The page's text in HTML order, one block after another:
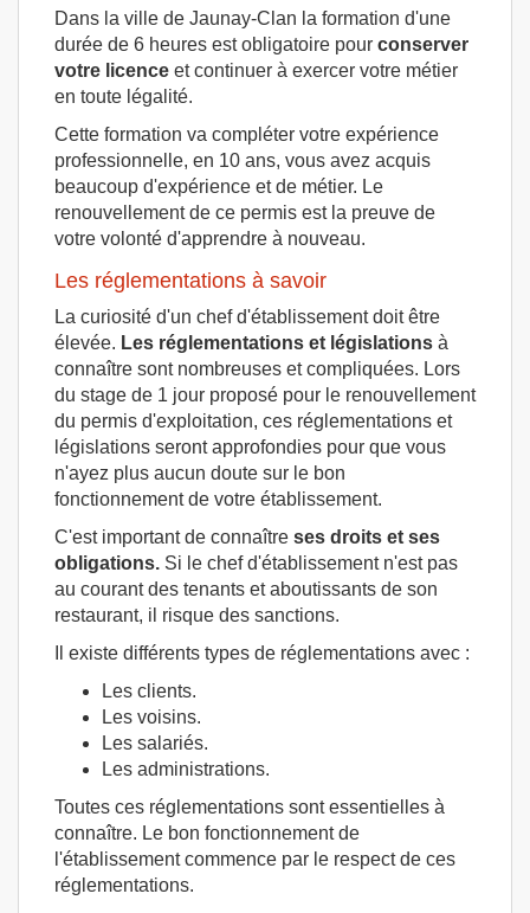
Dans la ville de Jaunay-Clan la formation d'une
durée de 6 heures est obligatoire pour conserver
votre licence et continuer à exercer votre métier
en toute légalité.
Cette formation va compléter votre expérience
professionnelle, en 10 ans, vous avez acquis
beaucoup d'expérience et de métier. Le
renouvellement de ce permis est la preuve de
votre volonté d'apprendre à nouveau.
Les réglementations à savoir
La curiosité d'un chef d'établissement doit être
élevée. Les réglementations et législations à
connaître sont nombreuses et compliquées. Lors
du stage de 1 jour proposé pour le renouvellement
du permis d'exploitation, ces réglementations et
législations seront approfondies pour que vous
n'ayez plus aucun doute sur le bon
fonctionnement de votre établissement.
C'est important de connaître ses droits et ses
obligations. Si le chef d'établissement n'est pas
au courant des tenants et aboutissants de son
restaurant, il risque des sanctions.
Il existe différents types de réglementations avec :
Les clients.
Les voisins.
Les salariés.
Les administrations.
Toutes ces réglementations sont essentielles à
connaître. Le bon fonctionnement de
l'établissement commence par le respect de ces
réglementations.